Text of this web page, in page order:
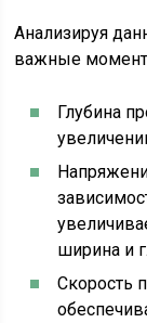
Анализируя
важные
Глубина
ширина и
Скорость